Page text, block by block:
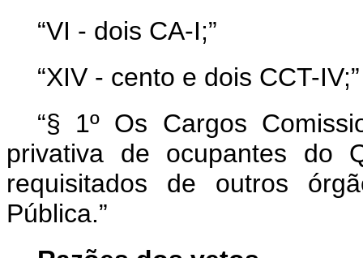
“VI - dois CA-I;”
“XIV - cento e dois CCT-IV;”
“§ 1º Os Cargos
privativa de ocupantes do
requisitados de outros
Pública.”